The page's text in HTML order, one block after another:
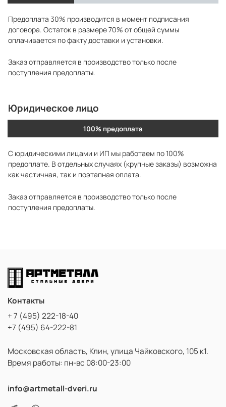
Предоплата 30% производится в момент подписания
договора. Остаток в размере 70% от общей суммы
оплачивается по факту доставки и установки.
Заказ отправляется в производство только после
поступления предоплаты.
Юридическое лицо
100% предоплата
С юридическими лицами и ИП мы работаем по 100%
предоплате. В отдельных случаях (крупные заказы) возможна
как частичная, так и поэтапная оплата.
Заказ отправляется в производство только после
поступления предоплаты.
Контакты
+ 7 (495) 222-18-40
+7 (495) 64-222-81
Московская область, Клин, улица Чайковского, 105 к1.
Время работы: пн-вс 08:00-23:00
info@artmetall-dveri.ru